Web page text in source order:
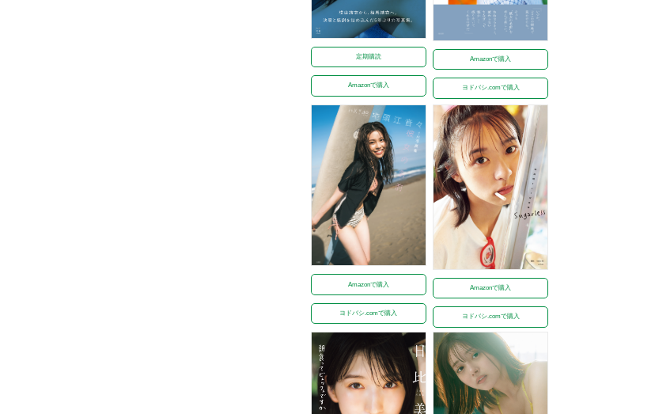
定期購読
Amazonで購入
Amazonで購入
ヨドバシ.comで購入
Amazonで購入
ヨドバシ.comで購入
Amazonで購入
ヨドバシ.comで購入